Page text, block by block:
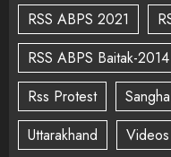
RSS ABPS 2021
RSS ABPS Baitak-2014
Rss Protest
Uttarakhand
Videos